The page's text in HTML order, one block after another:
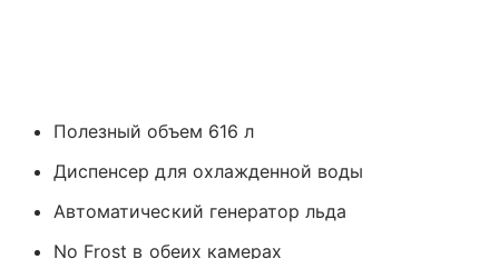
Полезный объем 616 л
Диспенсер для охлажденной воды
Автоматический генератор льда
No Frost в обеих камерах